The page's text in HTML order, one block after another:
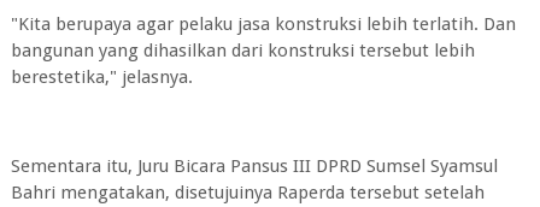
"Kita berupaya agar pelaku jasa konstruksi lebih terlatih. Dan
bangunan yang dihasilkan dari konstruksi tersebut lebih
berestetika," jelasnya.
Sementara itu, Juru Bicara Pansus III DPRD Sumsel Syamsul
Bahri mengatakan, disetujuinya Raperda tersebut setelah